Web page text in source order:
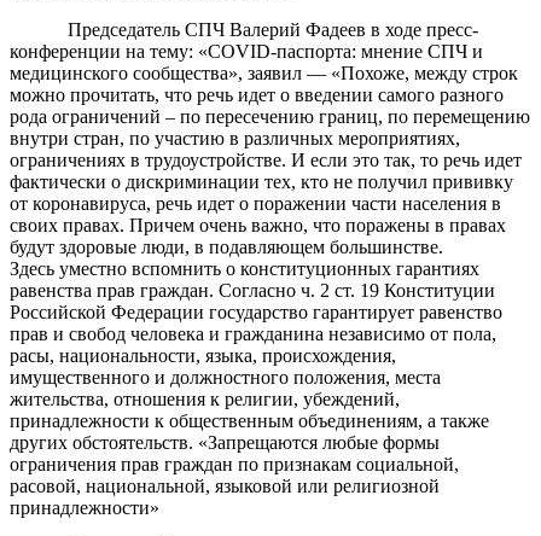
Председатель СПЧ Валерий Фадеев в ходе пресс-
конференции на тему: «COVID-паспорта: мнение СПЧ и
медицинского сообщества», заявил — «Похоже, между строк
можно прочитать, что речь идет о введении самого разного
рода ограничений – по пересечению границ, по перемещению
внутри стран, по участию в различных мероприятиях,
ограничениях в трудоустройстве. И если это так, то речь идет
фактически о дискриминации тех, кто не получил прививку
от коронавируса, речь идет о поражении части населения в
своих правах. Причем очень важно, что поражены в правах
будут здоровые люди, в подавляющем большинстве.
Здесь уместно вспомнить о конституционных гарантиях
равенства прав граждан. Согласно ч. 2 ст. 19 Конституции
Российской Федерации государство гарантирует равенство
прав и свобод человека и гражданина независимо от пола,
расы, национальности, языка, происхождения,
имущественного и должностного положения, места
жительства, отношения к религии, убеждений,
принадлежности к общественным объединениям, а также
других обстоятельств. «Запрещаются любые формы
ограничения прав граждан по признакам социальной,
расовой, национальной, языковой или религиозной
принадлежности»